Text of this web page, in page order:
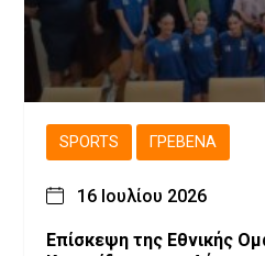
SPORTS ΓΡΕΒΕΝΆ
16 Ιουλίου 2026
Επίσκεψη της Εθνικής